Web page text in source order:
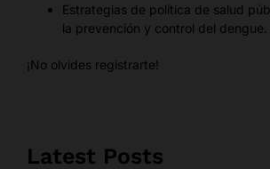
Estrategias de política de salud
la prevención y control del dengue.
¡No olvides registrarte!
Latest Posts